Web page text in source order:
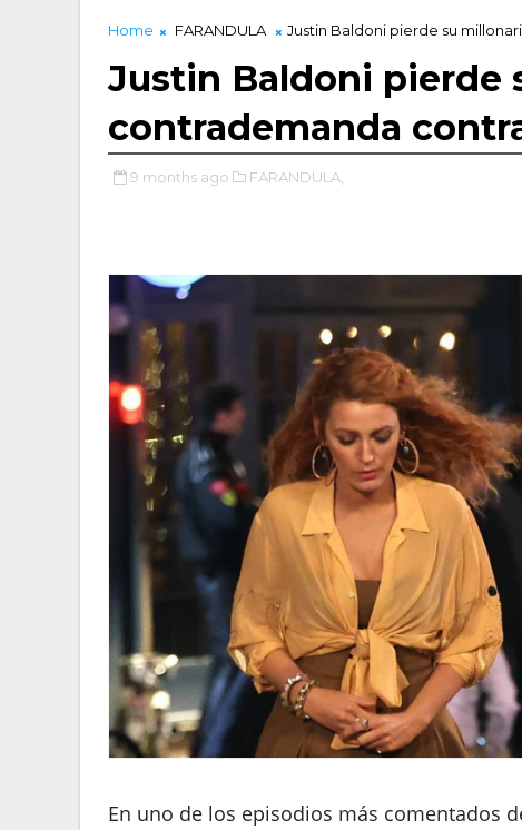
Home FARANDULA Justin Baldoni pierde su
Justin Baldoni pierde
contrademanda
9 months ago FARANDULA,
En uno de los episodios más comentados